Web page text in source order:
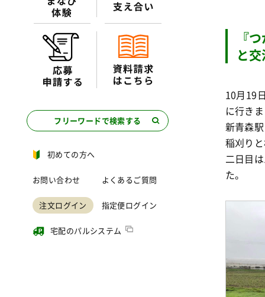
フリーワードで検索する
初めての方へ
お問い合わせ よくあるご質問
注文ログイン 指定便ログイン
宅配のパルシステム
『
と
10月19
に行き
新青森
稲刈り
二日目
た。